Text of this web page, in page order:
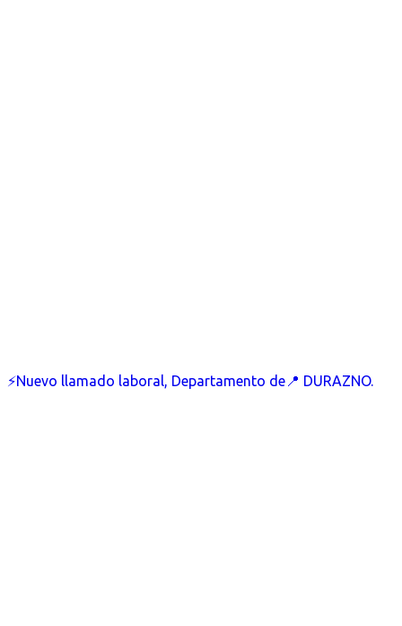
⚡Nuevo llamado laboral, Departamento de📍 DURAZNO.